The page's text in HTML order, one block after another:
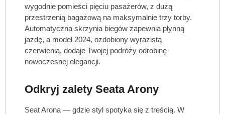
wygodnie pomieści pięciu pasażerów, z dużą
przestrzenią bagażową na maksymalnie trzy torby.
Automatyczna skrzynia biegów zapewnia płynną
jazdę, a model 2024, ozdobiony wyrazistą
czerwienią, dodaje Twojej podróży odrobinę
nowoczesnej elegancji.
Odkryj zalety Seata Arony
Seat Arona — gdzie styl spotyka się z treścią. W